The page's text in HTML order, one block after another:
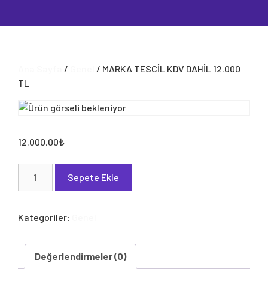
/
/ MARKA TESCİL KDV DAHİL 12.000
TL
12.000,00₺
TESCİL
DAHİL
TL
adet
Sepete Ekle
Kategoriler:
Değerlendirmeler (0)